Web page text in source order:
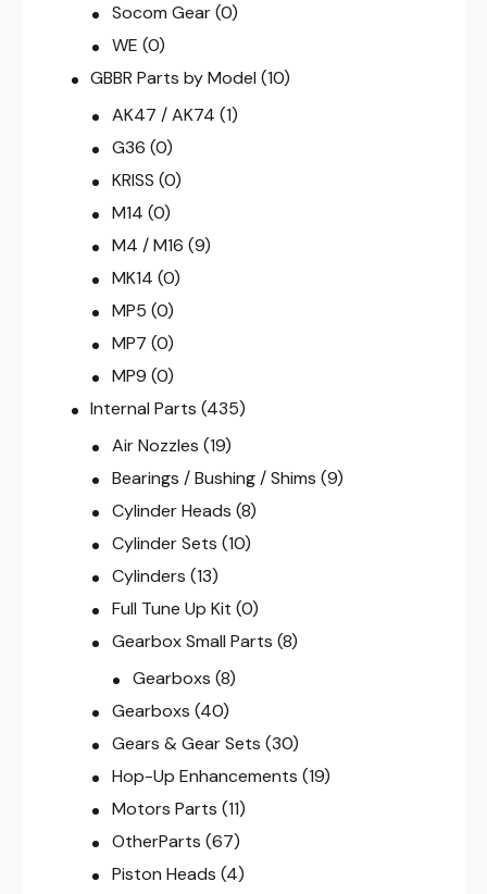
Socom Gear (0)
WE (0)
GBBR Parts by Model (10)
AK47 / AK74 (1)
G36 (0)
KRISS (0)
M14 (0)
M4 / M16 (9)
MK14 (0)
MP5 (0)
MP7 (0)
MP9 (0)
Internal Parts (435)
Air Nozzles (19)
Bearings / Bushing / Shims (9)
Cylinder Heads (8)
Cylinder Sets (10)
Cylinders (13)
Full Tune Up Kit (0)
Gearbox Small Parts (8)
Gearboxs (8)
Gearboxs (40)
Gears & Gear Sets (30)
Hop-Up Enhancements (19)
Motors Parts (11)
OtherParts (67)
Piston Heads (4)